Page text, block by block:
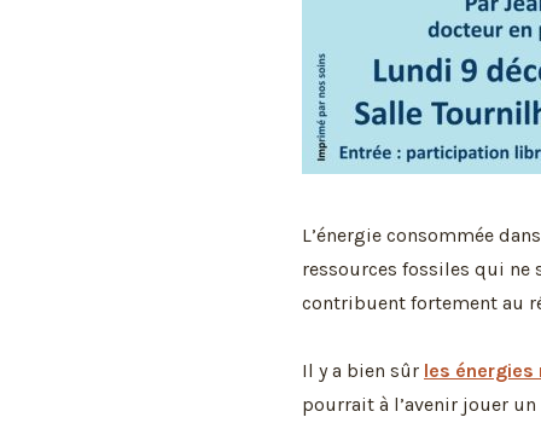
L’énergie consommée
ressources fossiles qui
contribuent fortement au
Il y a bien sûr les énergies
pourrait à l’avenir jouer